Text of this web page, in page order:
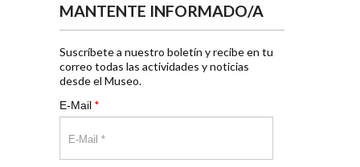
MANTENTE INFORMADO/A
Suscríbete a nuestro boletín y recibe en tu
correo todas las actividades y noticias
desde el Museo.
E-Mail *